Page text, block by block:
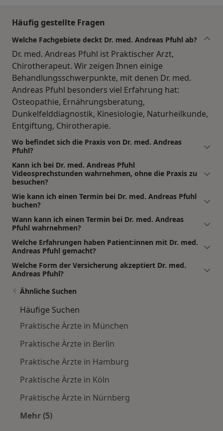
Häufig gestellte Fragen
Welche Fachgebiete deckt Dr. med. Andreas Pfuhl ab?
Dr. med. Andreas Pfuhl ist Praktischer Arzt,
Chirotherapeut. Wir zeigen Ihnen einige
Behandlungsschwerpunkte, mit denen Dr. med.
Andreas Pfuhl besonders viel Erfahrung hat:
Osteopathie, Ernährungsberatung,
Dunkelfelddiagnostik, Kinesiologie, Naturheilkunde,
Entgiftung, Chirotherapie.
Wo befindet sich die Praxis von Dr. med. Andreas
Pfuhl?
Kann ich bei Dr. med. Andreas Pfuhl
Videosprechstunden wahrnehmen, ohne die Praxis zu
besuchen?
Wie kann ich einen Termin bei Dr. med. Andreas Pfuhl
buchen?
Wann kann ich einen Termin bei Dr. med. Andreas
Pfuhl wahrnehmen?
Welche Erfahrungen haben Patient:innen mit Dr. med.
Andreas Pfuhl gemacht?
Welche Form der Versicherung akzeptiert Dr. med.
Andreas Pfuhl?
Ähnliche Suchen
Häufige Suchen
Praktische Ärzte in München
Praktische Ärzte in Berlin
Praktische Ärzte in Hamburg
Praktische Ärzte in Köln
Praktische Ärzte in Nürnberg
Mehr (5)